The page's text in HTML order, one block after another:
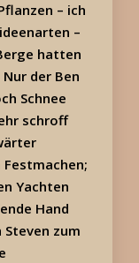
– ich
–
hatten
der Ben
Schnee
schroff
Yachten
Hand
zum